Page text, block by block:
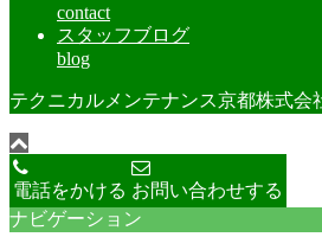
contact
スタッフブログ
blog
テクニカルメンテナンス京都株式会
電話をかける お問い合わせする
ナビゲーション